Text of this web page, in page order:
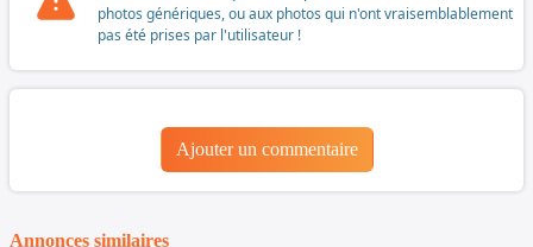
photos génériques, ou aux photos qui n'ont vraisemblablement
pas été prises par l'utilisateur !
Ajouter un commentaire
Annonces similaires